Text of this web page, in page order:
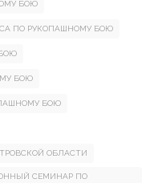
БОЮ
ПО РУКОПАШНОМУ БОЮ
БОЮ
БОЮ
ОБЛАСТИ
СЕМИНАР ПО